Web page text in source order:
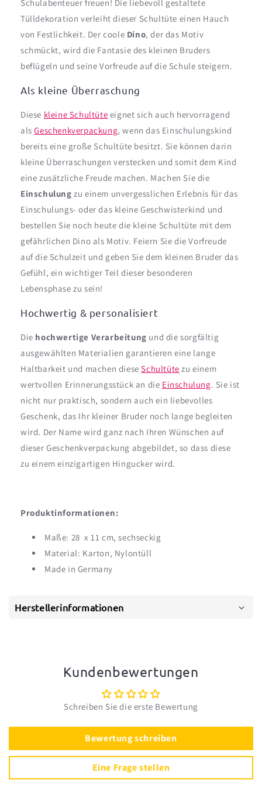
Schulabenteuer freuen! Die liebevoll gestaltete
Tülldekoration verleiht dieser Schultüte einen Hauch
von Festlichkeit. Der coole Dino, der das Motiv
schmückt, wird die Fantasie des kleinen Bruders
beflügeln und seine Vorfreude auf die Schule steigern.
Als kleine Überraschung
Diese kleine Schultüte eignet sich auch hervorragend
alsGeschenkverpackung, wenn das Einschulungskind
bereits eine große Schultüte besitzt. Sie können darin
kleine Überraschungen verstecken und somit dem Kind
eine zusätzliche Freude machen. Machen Sie die
Einschulung zu einem unvergesslichen Erlebnis für das
Einschulungs- oder das kleine Geschwisterkind und
bestellen Sie noch heute die kleine Schultüte mit dem
gefährlichen Dino als Motiv. Feiern Sie die Vorfreude
auf die Schulzeit und geben Sie dem kleinen Bruder das
Gefühl, ein wichtiger Teil dieser besonderen
Lebensphase zu sein!
Hochwertig & personalisiert
Die hochwertige Verarbeitung und die sorgfältig
ausgewählten Materialien garantieren eine lange
Haltbarkeit und machen dieseSchultüte zu einem
wertvollen Erinnerungsstück an die Einschulung. Sie ist
nicht nur praktisch, sondern auch ein liebevolles
Geschenk, das Ihr kleiner Bruder noch lange begleiten
wird. Der Name wird ganz nach Ihren Wünschen auf
dieser Geschenkverpackung abgebildet, so dass diese
zu einem einzigartigen Hingucker wird.
Produktinformationen:
Maße: 28 x 11 cm, sechseckig
Material: Karton, Nylontüll
Made in Germany
Herstellerinformationen
Kundenbewertungen
Schreiben Sie die erste Bewertung
Bewertung schreiben
Eine Frage stellen